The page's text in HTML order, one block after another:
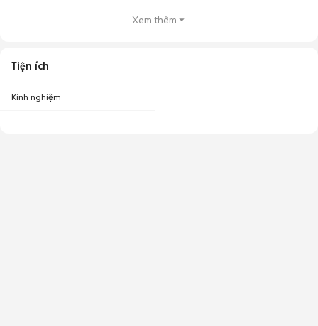
Xem thêm
Tiện ích
Kinh nghiệm